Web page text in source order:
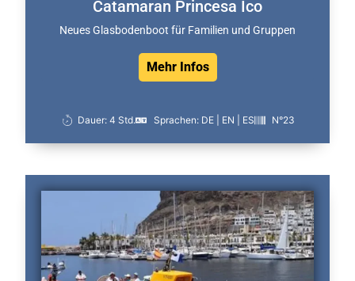
Catamaran Princesa Ico
Neues Glasbodenboot für Familien und Gruppen
Mehr Infos
Dauer: 4 Std. Sprachen: DE | EN | ES N°23